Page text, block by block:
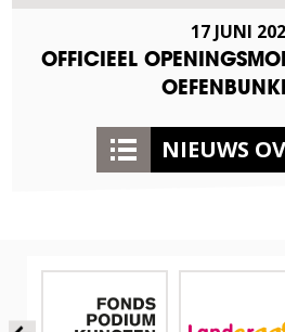
17 JUNI
OFFICIEEL
NIEUWS